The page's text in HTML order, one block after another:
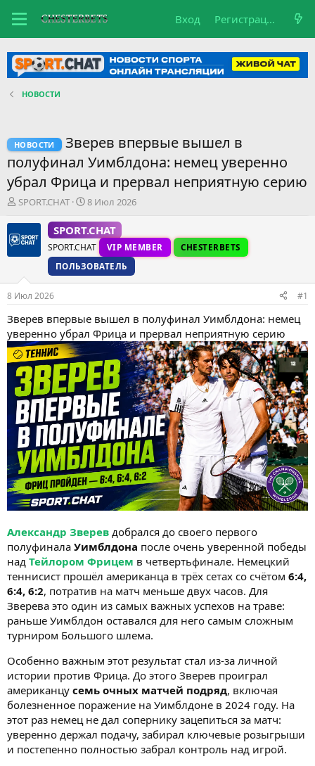
Вход Регистрация
НОВОСТИ
НОВОСТИ
Зверев впервые вышел в
полуфинал Уимблдона: немец уверенно
убрал Фрица и прервал неприятную серию
А
т
о
е
м
ы
SPORT.CHAT
Д
т
а
н
а
ч
л
а
8 Июл 2026
SPORT.CHAT
SPORT.CHAT VIP MEMBER
CHESTERBETS
ПОЛЬЗОВАТЕЛЬ
8 Июл 2026 #1
Зверев впервые вышел в полуфинал Уимблдона: немец
уверенно убрал Фрица и прервал неприятную серию
Александр Зверев добрался до своего первого
полуфинала Уимблдона после очень уверенной победы
над Тейлором Фрицем в четвертьфинале. Немецкий
теннисист прошёл американца в трёх сетах со счётом 6:4,
6:4, 6:2, потратив на матч меньше двух часов. Для
Зверева это один из самых важных успехов на траве:
раньше Уимблдон оставался для него самым сложным
турниром Большого шлема.
Особенно важным этот результат стал из-за личной
истории против Фрица. До этого Зверев проиграл
американцу семь очных матчей подряд, включая
болезненное поражение на Уимблдоне в 2024 году. На
этот раз немец не дал сопернику зацепиться за матч:
уверенно держал подачу, забирал ключевые розыгрыши
и постепенно полностью забрал контроль над игрой.